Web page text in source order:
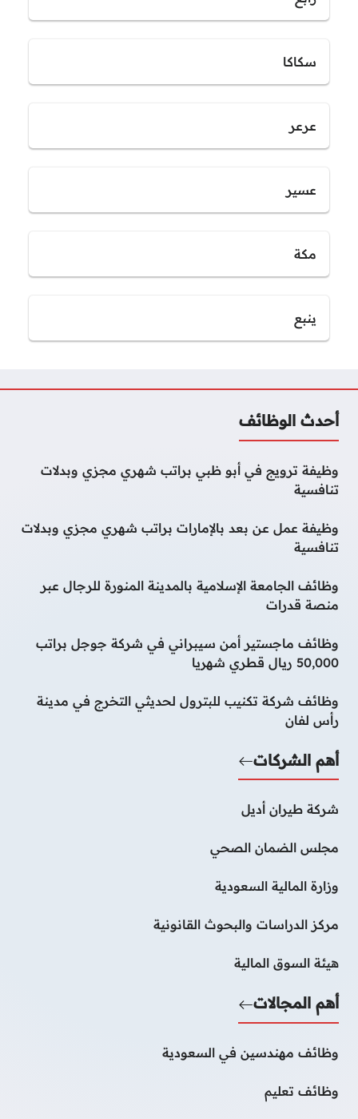
سكاكا
عرعر
عسير
مكة
ينبع
أحدث الوظائف
وظيفة ترويج في أبو ظبي براتب شهري مجزي وبدلات
تنافسية
وظيفة عمل عن بعد بالإمارات براتب شهري مجزي وبدلات
تنافسية
وظائف الجامعة الإسلامية بالمدينة المنورة للرجال عبر
منصة قدرات
وظائف ماجستير أمن سيبراني في شركة جوجل براتب
50,000 ريال قطري شهريا
وظائف شركة تكنيب للبترول لحديثي التخرج في مدينة
رأس لفان
أهم الشركات
شركة طيران أديل
مجلس الضمان الصحي
وزارة المالية السعودية
مركز الدراسات والبحوث القانونية
هيئة السوق المالية
أهم المجالات
وظائف مهندسين في السعودية
وظائف تعليم